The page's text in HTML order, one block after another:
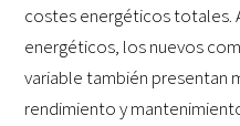
costes energéticos totales.
energéticos, los nuevos
variable también presentan
rendimiento y